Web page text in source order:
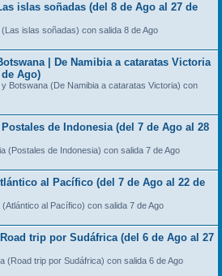
islas soñadas (del 8 de Ago al 27 de
islas soñadas) con salida 8 de Ago
| De Namibia a cataratas Victoria
Ago)
Botswana (De Namibia a cataratas Victoria) con
de Indonesia (del 7 de Ago al 28
(Postales de Indonesia) con salida 7 de Ago
al Pacífico (del 7 de Ago al 22 de
al Pacífico) con salida 7 de Ago
trip por Sudáfrica (del 6 de Ago al 27
(Road trip por Sudáfrica) con salida 6 de Ago